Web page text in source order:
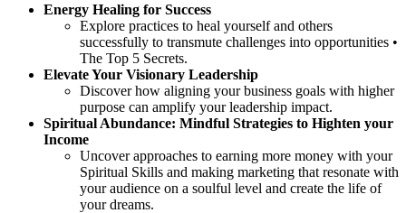
Energy Healing for Success
Explore practices to heal yourself and others
successfully to transmute challenges into opportunities •
The Top 5 Secrets.
Elevate Your Visionary Leadership
Discover how aligning your business goals with higher
purpose can amplify your leadership impact.
Spiritual Abundance: Mindful Strategies to Highten your
Income
Uncover approaches to earning more money with your
Spiritual Skills and making marketing that resonate with
your audience on a soulful level and create the life of
your dreams.